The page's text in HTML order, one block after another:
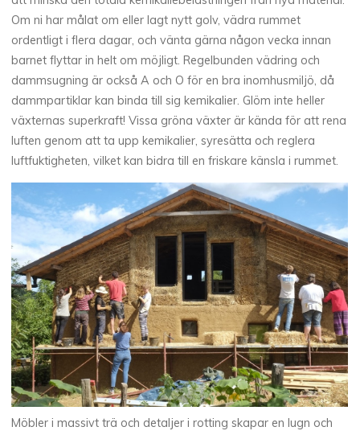
Om ni har målat om eller lagt nytt golv, vädra rummet
ordentligt i flera dagar, och vänta gärna någon vecka innan
barnet flyttar in helt om möjligt. Regelbunden vädring och
dammsugning är också A och O för en bra inomhusmiljö, då
dammpartiklar kan binda till sig kemikalier. Glöm inte heller
växternas superkraft! Vissa gröna växter är kända för att rena
luften genom att ta upp kemikalier, syresätta och reglera
luftfuktigheten, vilket kan bidra till en friskare känsla i rummet.
Möbler i massivt trä och detaljer i rotting skapar en lugn och